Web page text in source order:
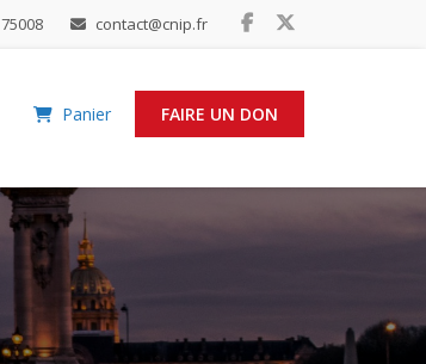
contact@cnip.fr
FAIRE UN DON
Panier